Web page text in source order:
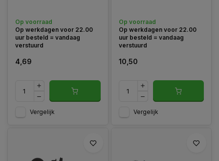
Op voorraad
Op werkdagen voor 22.00
uur besteld = vandaag
verstuurd
4,69
Vergelijk
Op voorraad
Op werkdagen voor 22.00
uur besteld = vandaag
verstuurd
10,50
Vergelijk